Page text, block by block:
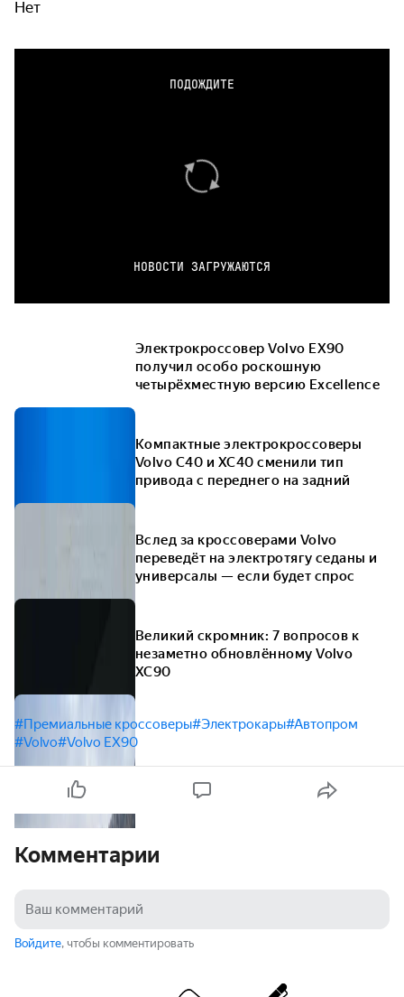
Нет
ПОДОЖДИТЕ
НОВОСТИ ЗАГРУЖАЮТСЯ
Электрокроссовер Volvo EX90
получил особо роскошную
четырёхместную версию Excellence
Компактные электрокроссоверы
Volvo C40 и XC40 сменили тип
привода с переднего на задний
Вслед за кроссоверами Volvo
переведёт на электротягу седаны и
универсалы — если будет спрос
Великий скромник: 7 вопросов к
незаметно обновлённому Volvo
XC90
#Премиальные кроссоверы#Электрокары#Автопром
#Volvo#Volvo EX90
Комментарии
Войдите, чтобы комментировать